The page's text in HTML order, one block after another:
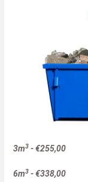
3m3 -€255,00
6m3 -€338,00